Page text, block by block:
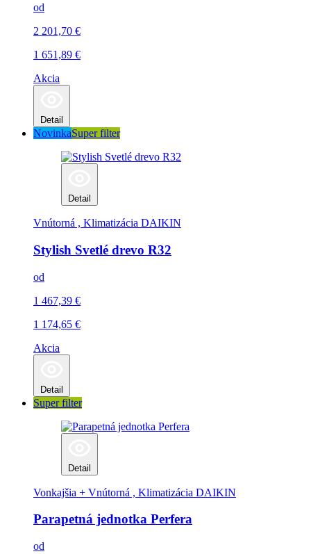
od
2 201,70 €
1 651,89 €
Akcia
Detail
NovinkaSuper filter
Detail
Vnútorná , Klimatizácia DAIKIN
Stylish Svetlé drevo R32
od
1 467,39 €
1 174,65 €
Akcia
Detail
Super filter
Detail
Vonkajšia + Vnútorná , Klimatizácia DAIKIN
Parapetná jednotka Perfera
od